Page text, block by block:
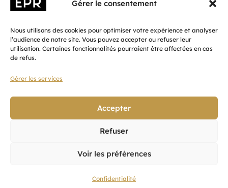
Gérer le consentement
Nous utilisons des cookies pour optimiser votre expérience et analyser
l’audience de notre site. Vous pouvez accepter ou refuser leur
utilisation. Certaines fonctionnalités pourraient être affectées en cas
de refus.
Gérer les services
Accepter
Refuser
Voir les préférences
Confidentialité